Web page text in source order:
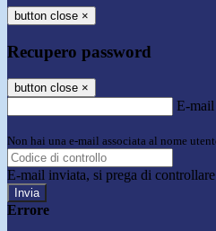
button close ×
Recupero password
button close ×
E-mail
Non hai una e-mail associata al nome
E-mail inviata, si prega di
Errore